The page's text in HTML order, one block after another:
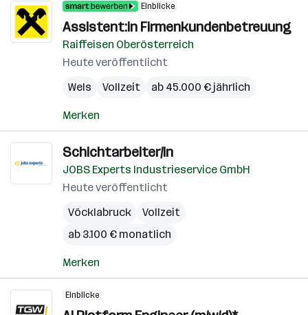
Einblicke
Assistent:in Firmenkundenbetreuung
Raiffeisen Oberösterreich
Heute veröffentlicht
Wels
Vollzeit ab 45.000 € jährlich
Merken
Schichtarbeiter/in
JOBS Experts Industrieservice GmbH
Heute veröffentlicht
Vöcklabruck
Vollzeit
ab 3.100 € monatlich
Merken
Einblicke